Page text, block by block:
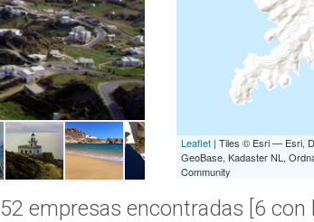
COUNTRY CHURCHES
Leaflet | Tiles © Esri — Esri,
GeoBase, Kadaster NL,
Community
52 empresas encontradas [6 con